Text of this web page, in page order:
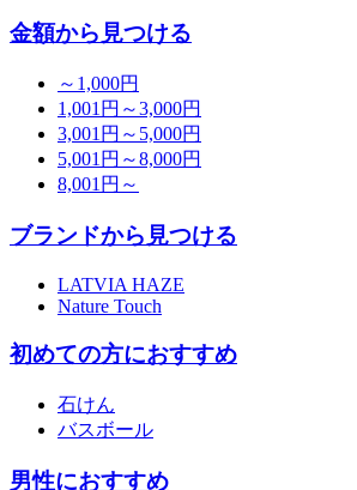
金額から見つける
～1,000円
1,001円～3,000円
3,001円～5,000円
5,001円～8,000円
8,001円～
ブランドから見つける
LATVIA HAZE
Nature Touch
初めての方におすすめ
石けん
バスボール
男性におすすめ